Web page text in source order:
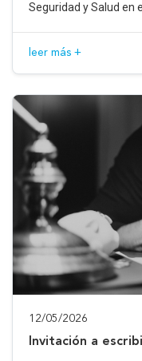
Seguridad y Salud en
leer más +
12/05/2026
Invitación a